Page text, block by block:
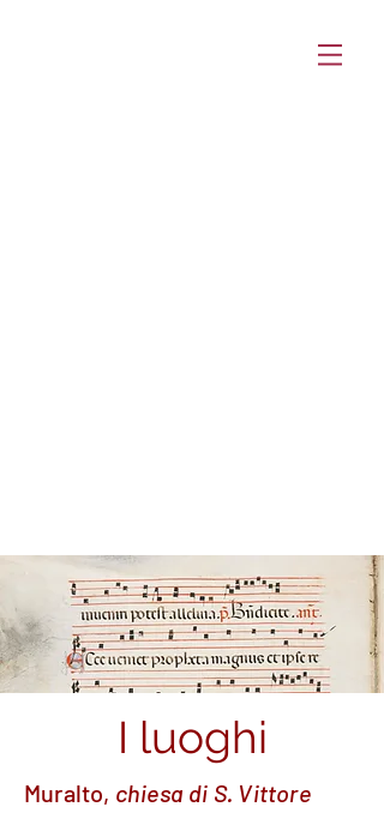
I luoghi
Muralto, chiesa di S. Vittore